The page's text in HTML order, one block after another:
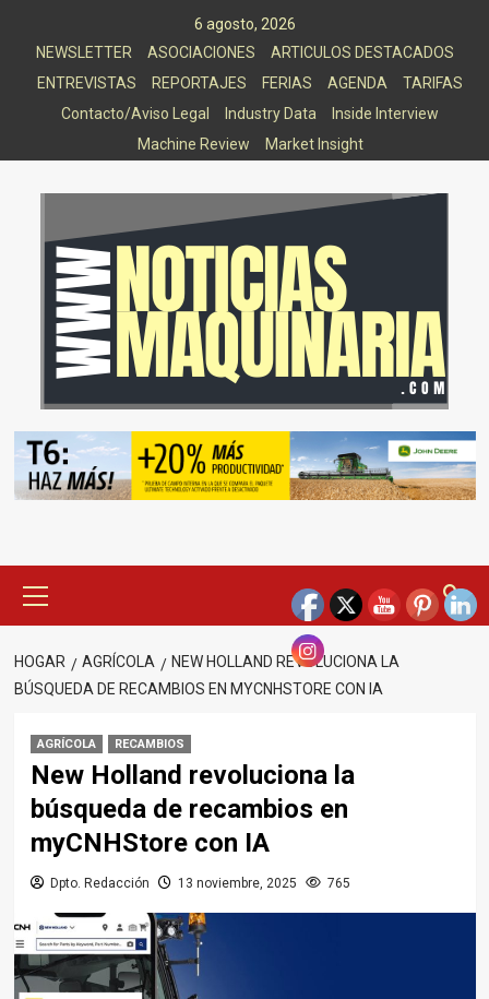
6 agosto, 2026
NEWSLETTER
ASOCIACIONES
ARTICULOS DESTACADOS
ENTREVISTAS
REPORTAJES FERIAS AGENDA
TARIFAS
Contacto/Aviso Legal
Industry Data
Inside Interview
Machine Review
Market Insight
principal
HOGAR AGRÍCOLA
NEW HOLLAND REVOLUCIONA LA
BÚSQUEDA DE RECAMBIOS EN MYCNHSTORE CON IA
AGRÍCOLA RECAMBIOS
New Holland revoluciona la
búsqueda de recambios en
myCNHStore con IA
Dpto. Redacción 13 noviembre, 2025 765